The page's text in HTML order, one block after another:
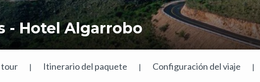
- Hotel Algarrobo
tour | Itinerario del paquete | Configuración del viaje |